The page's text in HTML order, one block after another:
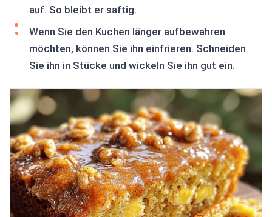
auf. So bleibt er saftig.
Wenn Sie den Kuchen länger aufbewahren
möchten, können Sie ihn einfrieren. Schneiden
Sie ihn in Stücke und wickeln Sie ihn gut ein.